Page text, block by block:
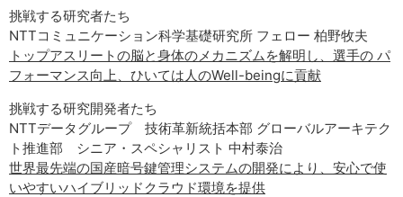
挑戦する研究者たち
NTTコミュニケーション科学基礎研究所 フェロー 柏野牧夫
トップアスリートの脳と身体のメカニズムを解明し、選手の パ
フォーマンス向上、ひいては人のWell-beingに貢献
挑戦する研究開発者たち
NTTデータグループ 技術革新統括本部 グローバルアーキテク
ト推進部 シニア・スペシャリスト 中村泰治
世界最先端の国産暗号鍵管理システムの開発により、安心で使
いやすいハイブリッドクラウド環境を提供